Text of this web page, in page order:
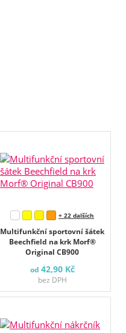
Multifunkční sportovní šátek
Beechfield na krk Morf®
Original CB900
+ 22 dalších
od 42,90 Kč
bez DPH